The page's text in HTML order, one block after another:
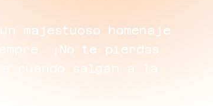
majestuoso homenaje
¡No te pierdas
cuando salgan a la